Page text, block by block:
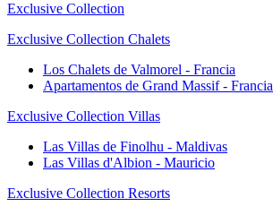
Exclusive Collection
Exclusive Collection Chalets
Los Chalets de Valmorel - Francia
Apartamentos de Grand Massif - Francia
Exclusive Collection Villas
Las Villas de Finolhu - Maldivas
Las Villas d'Albion - Mauricio
Exclusive Collection Resorts